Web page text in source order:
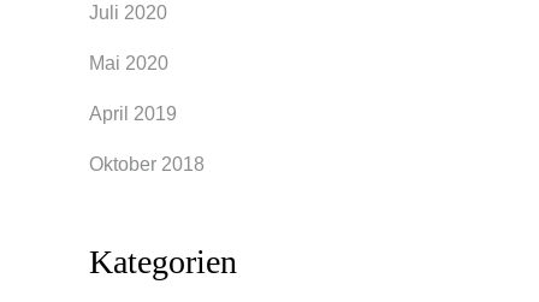
Juli 2020
Mai 2020
April 2019
Oktober 2018
Kategorien